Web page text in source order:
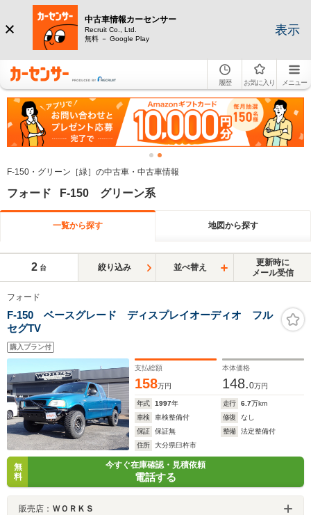
中古車情報カーセンサー
Recruit Co., Ltd.
無料 － Google Play
表示
履歴 お気に入り メニュー
F-150・グリーン［緑］の中古車・中古車情報
フォード F-150 グリーン系
一覧から探す 地図から探す
2 台 絞り込み 並べ替え
更新時に
メール受信
フォード
F-150 ベースグレード ディスプレイオーディオ フル
セグTV
購入プラン付
支払総額
158万円
本体価格
148.0万円
年式 1997年 走行 6.7万km
車検
車検整備付 修復
なし
保証
保証無 整備
法定整備付
住所
大分県臼杵市
無
料
今すぐ在庫確認・見積依頼
電話する
販売店： ＷＯＲＫＳ